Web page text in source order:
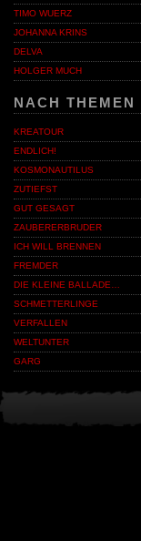
TIMO WUERZ
JOHANNA KRINS
DELVA
HOLGER MUCH
NACH THEMEN
KREATOUR
ENDLICH!
KOSMONAUTILUS
ZUTIEFST
GUT GESAGT
ZAUBERERBRUDER
ICH WILL BRENNEN
FREMDER
DIE KLEINE BALLADE…
SCHMETTERLINGE
VERFALLEN
WELTUNTER
GARG